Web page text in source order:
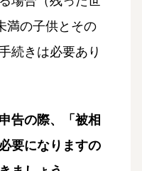
満の子供とその
続きは必要あり
告の際、「被相
要になりますの